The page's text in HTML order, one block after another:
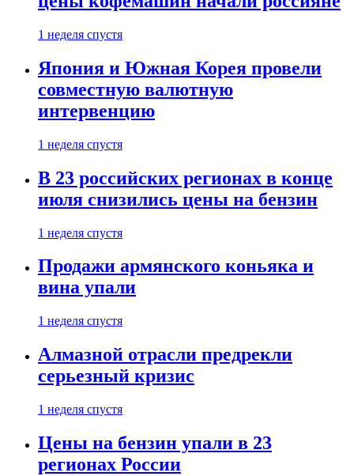
1 неделя спустя
Япония и Южная Корея провели
совместную валютную
интервенцию
1 неделя спустя
В 23 российских регионах в конце
июля снизились цены на бензин
1 неделя спустя
Продажи армянского коньяка и
вина упали
1 неделя спустя
Алмазной отрасли предрекли
серьезный кризис
1 неделя спустя
Цены на бензин упали в 23
регионах России